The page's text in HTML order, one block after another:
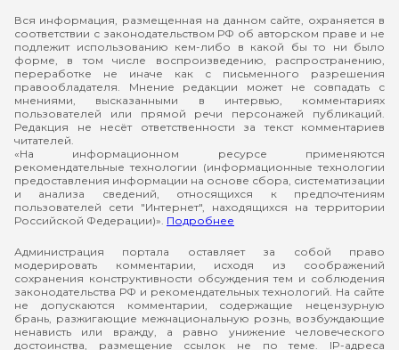
Вся информация, размещенная на данном сайте, охраняется в
соответствии с законодательством РФ об авторском праве и не
подлежит использованию кем-либо в какой бы то ни было
форме, в том числе воспроизведению, распространению,
переработке не иначе как с письменного разрешения
правообладателя. Мнение редакции может не совпадать с
мнениями, высказанными в интервью, комментариях
пользователей или прямой речи персонажей публикаций.
Редакция не несёт ответственности за текст комментариев
читателей.
«На информационном ресурсе применяются
рекомендательные технологии (информационные технологии
предоставления информации на основе сбора, систематизации
и анализа сведений, относящихся к предпочтениям
пользователей сети "Интернет", находящихся на территории
Российской Федерации)». Подробнее
Администрация портала оставляет за собой право
модерировать комментарии, исходя из соображений
сохранения конструктивности обсуждения тем и соблюдения
законодательства РФ и рекомендательных технологий. На сайте
не допускаются комментарии, содержащие нецензурную
брань, разжигающие межнациональную рознь, возбуждающие
ненависть или вражду, а равно унижение человеческого
достоинства, размещение ссылок не по теме. IP-адреса